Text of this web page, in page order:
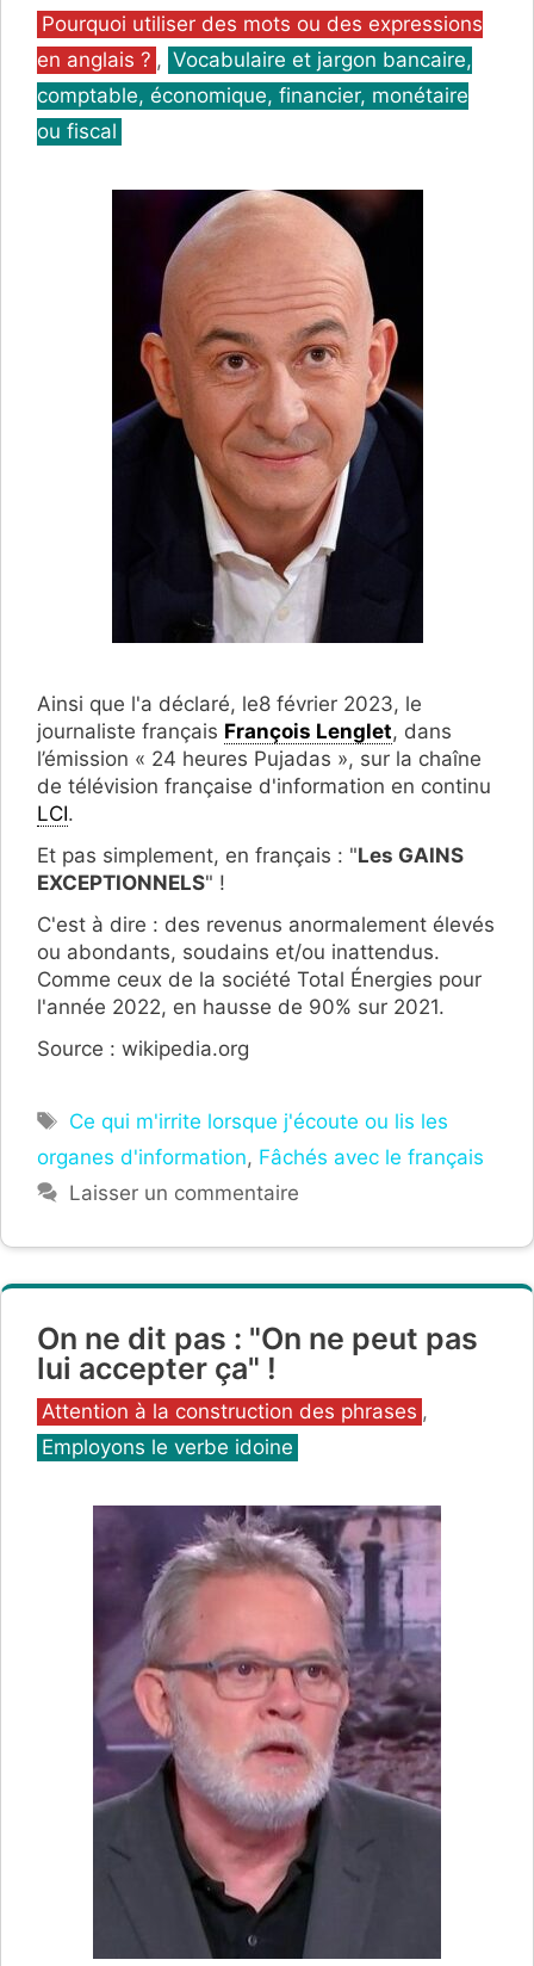
Catégories
Pourquoi utiliser des mots ou des expressions
en anglais ? , Vocabulaire et jargon bancaire,
comptable, économique, financier, monétaire
ou fiscal
Ainsi que l'a déclaré, le8 février 2023, le
journaliste français François Lenglet, dans
l’émission « 24 heures Pujadas », sur la chaîne
de télévision française d'information en continu
LCI.
Et pas simplement, en français : "Les GAINS
EXCEPTIONNELS" !
C'est à dire : des revenus anormalement élevés
ou abondants, soudains et/ou inattendus.
Comme ceux de la société Total Énergies pour
l'année 2022, en hausse de 90% sur 2021.
Source : wikipedia.org
Étiquettes
Ce qui m'irrite lorsque j'écoute ou lis les
organes d'information, Fâchés avec le français
Laisser un commentaire
On ne dit pas : "On ne peut pas
lui accepter ça" !
Catégories
Attention à la construction des phrases ,
Employons le verbe idoine